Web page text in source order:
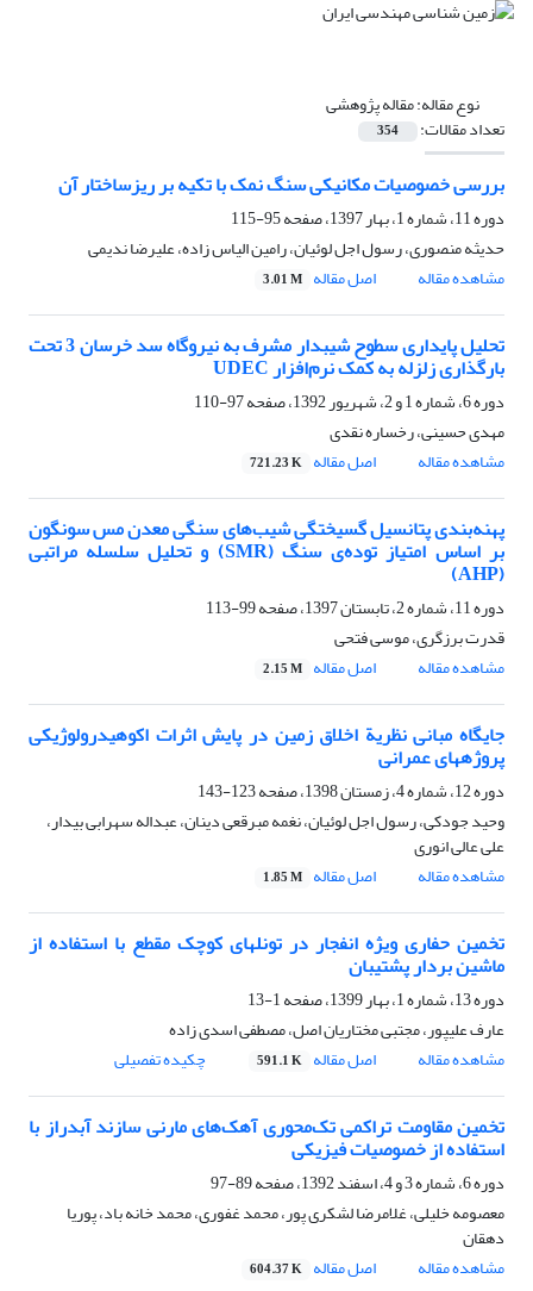
نوع مقاله:مقاله پژوهشی
تعداد مقالات: 354
بررسی خصوصیات مکانیکی سنگ نمک با تکیه بر ریزساختار آن
دوره 11، شماره 1، بهار 1397، صفحه
95-115
حدیثه منصوری، رسول اجل لوئیان، رامین الیاس زاده، علیرضا ندیمی
مشاهده مقاله
اصل مقاله 3.01 M
تحلیل پایداری سطوح شیبدار مشرف به نیروگاه سد خرسان 3 تحت
بارگذاری زلزله به کمک نرم‌افزار UDEC
دوره 6، شماره 1 و 2، شهریور 1392، صفحه
97-110
مهدی حسینی، رخساره نقدی
مشاهده مقاله
اصل مقاله 721.23 K
پهنه‌بندی پتانسیل گسیختگی شیب‌های سنگی معدن مس سونگون
بر اساس امتیاز توده‌ی سنگ (SMR) و تحلیل سلسله مراتبی
(AHP)
دوره 11، شماره 2، تابستان 1397، صفحه
99-113
قدرت برزگری، موسی فتحی
مشاهده مقاله
اصل مقاله 2.15 M
جایگاه مبانی نظریة اخلاق زمین در پایش اثرات اکوهیدرولوژیکی
پروژه‎های عمرانی
دوره 12، شماره 4، زمستان 1398، صفحه
123-143
وحید جودکی، رسول اجل لوئیان، نغمه مبرقعی دینان، عبداله سهرابی بیدار،
علی عالی انوری
مشاهده مقاله
اصل مقاله 1.85 M
تخمین حفاری ویژه انفجار در تونلهای کوچک مقطع با استفاده از
ماشین بردار پشتیبان
دوره 13، شماره 1، بهار 1399، صفحه
1-13
عارف علیپور، مجتبی مختاریان اصل، مصطفی اسدی زاده
مشاهده مقاله
اصل مقاله 591.1 K چکیده تفصیلی
تخمین مقاومت تراکمی تک‌محوری آهک‌های مارنی سازند آبدراز با
استفاده از خصوصیات فیزیکی
دوره 6، شماره 3 و 4، اسفند 1392، صفحه
89-97
معصومه خلیلی، غلامرضا لشکری پور، محمد غفوری، محمد خانه باد، پوریا
دهقان
مشاهده مقاله
اصل مقاله 604.37 K